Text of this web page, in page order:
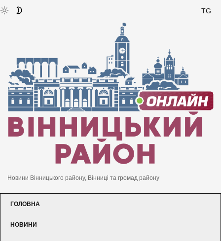
TG
Новини Вінницького району, Вінниці та громад району
ГОЛОВНА
НОВИНИ